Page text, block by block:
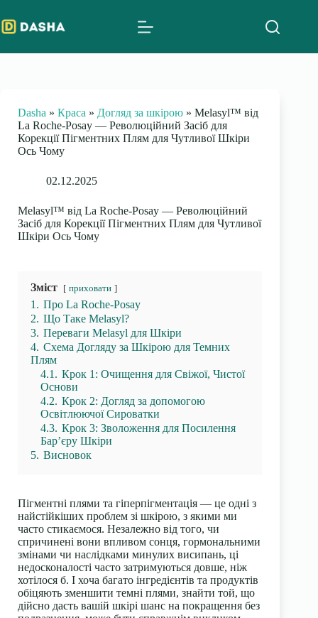
to
content
Dasha » Краса » Догляд за шкірою » Melasyl™ від
La Roche-Posay — Революційний Засіб для
Корекції Пігментних Плям для Чутливої Шкіри
Ось Чому
02.12.2025
Melasyl™ від La Roche-Posay — Революційний
Засіб для Корекції Пігментних Плям для Чутливої
Шкіри Ось Чому
Зміст приховати
1. Про La Roche-Posay
2. Що Таке Melasyl?
3. Переваги Melasyl для Шкіри
4. Схема Догляду за Шкірою для Темних
Плям
4.1. Крок 1: Очищення для Свіжої, Чистої
Основи
4.2. Крок 2: Догляд за допомогою
Освітлюючої Сироватки
4.3. Крок 3: Зволоження для Посилення
Бар’єру Шкіри
5. Висновок
Пігментні плями та гіперпігментація — це одні з
найстійкіших проблем зі шкірою, з якими ми
часто стикаємося. Незалежно від того, чи
спричинені вони впливом сонця, гормональними
змінами чи наслідками минулих висипань, ці
недосконалості часто затримуються довше, ніж
хотілося б. І хоча багато інгредієнтів та продуктів
обіцяють зменшити темні плями, знайти той, що
дійсно дасть вашій шкірі шанс на покращення без